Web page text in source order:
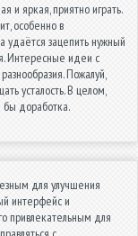
и яркая, приятно играть.
особенно в
зацепить нужный
Интересные идеи с
Пожалуй,
усталость. В целом,
бы доработка.
для улучшения
интерфейс и
привлекательным для